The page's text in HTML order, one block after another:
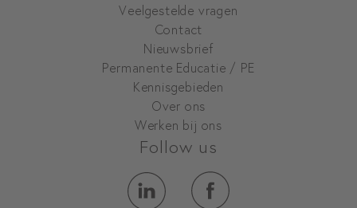
Veelgestelde vragen
Contact
Nieuwsbrief
Permanente Educatie / PE
Kennisgebieden
Over ons
Werken bij ons
Follow us